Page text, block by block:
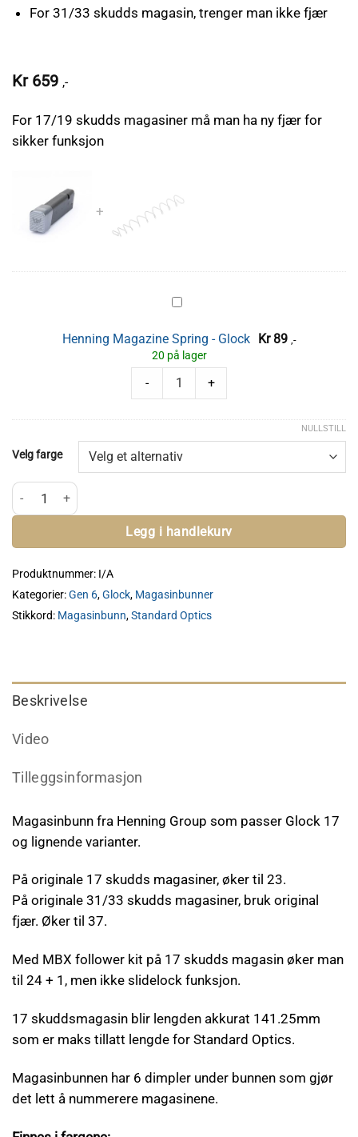
For 31/33 skudds magasin, trenger man ikke fjær
Kr 659 ,-
For 17/19 skudds magasiner må man ha ny fjær for
sikker funksjon
Henning
Spring
-
Henning Magazine Spring - Glock Kr 89 ,-
20 på lager
- Henning Magazine Spring - Glock antall
+
Velg farge
NULLSTILL
Henning Magasinbunn - Glock antall
Legg i handlekurv
Produktnummer: I/A
Kategorier:Gen 6,Glock, Magasinbunner
Stikkord: Magasinbunn,Standard Optics
Beskrivelse
Video
Tilleggsinformasjon
Magasinbunn fra Henning Group som passer Glock 17
og lignende varianter.
På originale 17 skudds magasiner, øker til 23.
På originale 31/33 skudds magasiner, bruk original
fjær. Øker til 37.
Med MBX follower kit på 17 skudds magasin øker man
til 24 + 1, men ikke slidelock funksjon.
17 skuddsmagasin blir lengden akkurat 141.25mm
som er maks tillatt lengde for Standard Optics.
Magasinbunnen har 6 dimpler under bunnen som gjør
det lett å nummerere magasinene.